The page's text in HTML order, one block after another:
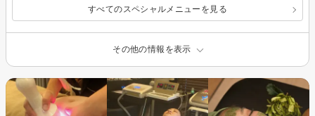
すべてのスペシャルメニューを見る
その他の情報を表示